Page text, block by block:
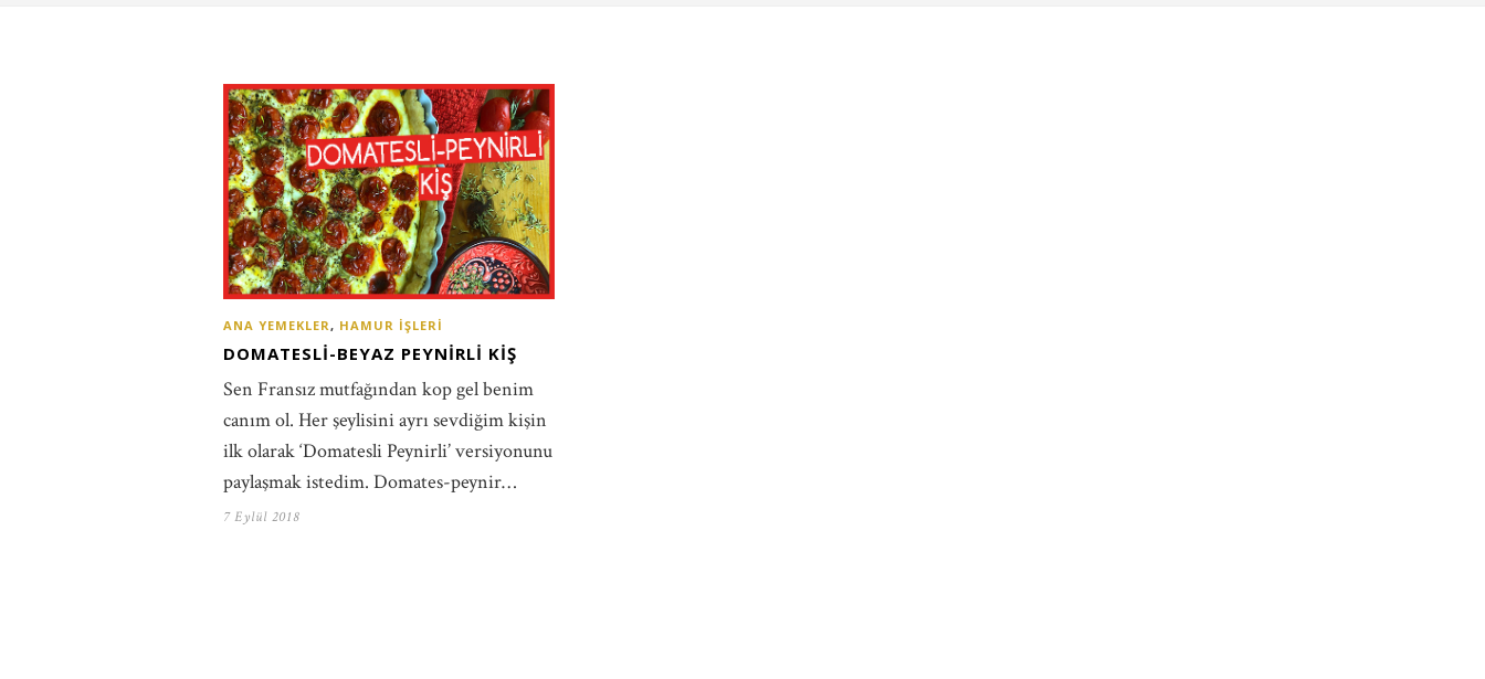
ANA YEMEKLER, HAMUR İŞLERI
DOMATESLI-BEYAZ PEYNIRLI KIŞ
Sen Fransız mutfağından kop gel benim
canım ol. Her şeylisini ayrı sevdiğim kişin
ilk olarak ‘Domatesli Peynirli’ versiyonunu
paylaşmak istedim. Domates-peynir…
7 Eylül 2018